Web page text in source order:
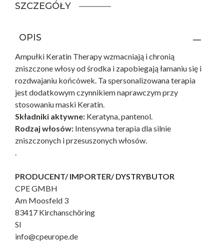
SZCZEGÓŁY
OPIS
Ampułki Keratin Therapy wzmacniają i chronią
zniszczone włosy od środka i zapobiegają łamaniu się i
rozdwajaniu końcówek. Ta spersonalizowana terapia
jest dodatkowym czynnikiem naprawczym przy
stosowaniu maski Keratin.
Składniki aktywne: Keratyna, pantenol.
Rodzaj włosów: Intensywna terapia dla silnie
zniszczonych i przesuszonych włosów.
.
PRODUCENT/ IMPORTER/ DYSTRYBUTOR
CPE GMBH
Am Moosfeld 3
83417 Kirchanschöring
SI
info@cpeurope.de